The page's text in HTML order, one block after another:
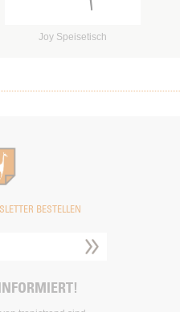
Joy Speisetisch
BESTELLEN